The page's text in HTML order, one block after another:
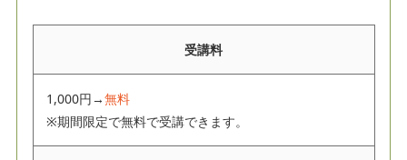
受講料
1,000円→無料
※期間限定で無料で受講できます。